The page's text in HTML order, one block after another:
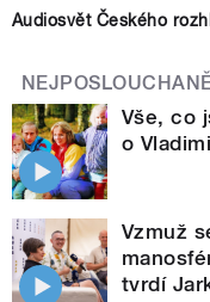
Audiosvět Českého
Vše, co
o
Vzmuž
tvrdí